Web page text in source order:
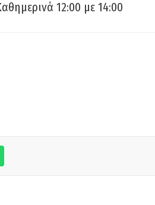
12:00 με 14:00